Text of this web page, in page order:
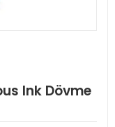
Ink Dövme